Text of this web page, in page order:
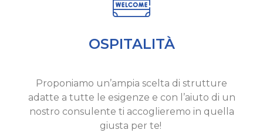
OSPITALITÀ
Proponiamo un’ampia scelta di strutture
adatte a tutte le esigenze e con l’aiuto di un
nostro consulente ti accoglieremo in quella
giusta per te!